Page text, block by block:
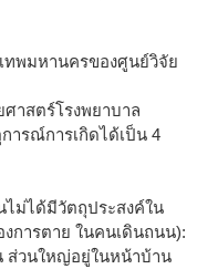
ทพมหานครของศูนย์วิจัย
าสตร์โรงพยาบาล
ารณ์การเกิดได้เป็น 4
ไม่ได้มีวัตถุประสงค์ใน
งการตาย ในคนเดินถนน):
ส่วนใหญ่อยู่ในหน้าบ้าน